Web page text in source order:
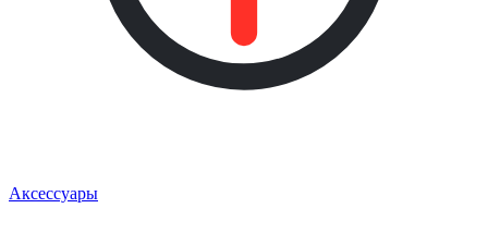
Аксессуары